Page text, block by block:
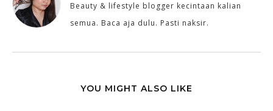
Beauty & lifestyle blogger kecintaan kalian
semua. Baca aja dulu. Pasti naksir.
YOU MIGHT ALSO LIKE